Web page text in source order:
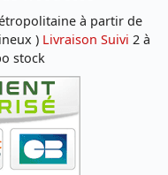
à partir de
) Livraison Suivi 2 à
stock